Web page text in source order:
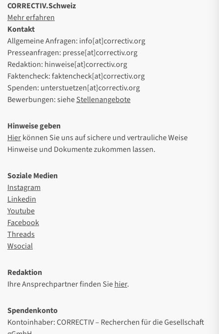
CORRECTIV.Schweiz
Mehr erfahren
Kontakt
Allgemeine Anfragen: info[at]correctiv.org
Presseanfragen: presse[at]correctiv.org
Redaktion: hinweise[at]correctiv.org
Faktencheck: faktencheck[at]correctiv.org
Spenden: unterstuetzen[at]correctiv.org
Bewerbungen: sieheStellenangebote
Hinweise geben
Hierkönnen Sie uns auf sichere und vertrauliche Weise
Hinweise und Dokumente zukommen lassen.
Soziale Medien
Instagram
Linkedin
Youtube
Facebook
Threads
Wsocial
Redaktion
Ihre Ansprechpartner finden Siehier.
Spendenkonto
Kontoinhaber: CORRECTIV – Recherchen für die Gesellschaft